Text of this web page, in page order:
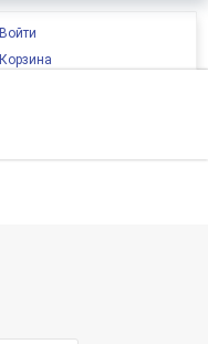
Войти
Корзина